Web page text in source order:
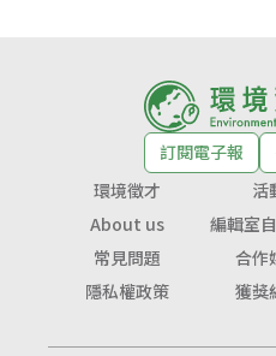
訂閱電子報
環境徵才
活
About us
編輯室
常見問題
合作
隱私權政策
獲獎